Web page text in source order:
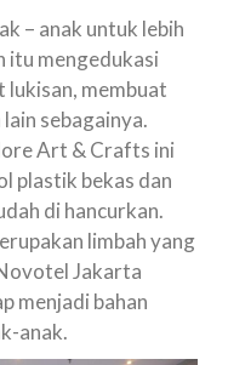
– anak untuk lebih
itu mengedukasi
lukisan, membuat
sebagainya.
Art & Crafts ini
plastik bekas dan
di hancurkan.
limbah yang
Jakarta
menjadi bahan
anak.